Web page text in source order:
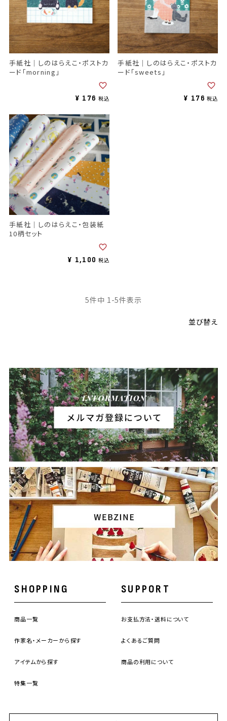
手紙社｜しのはらえこ・ポストカ
ード「morning」
¥ 176 税込
手紙社｜しのはらえこ・ポストカ
ード「sweets」
¥ 176 税込
手紙社｜しのはらえこ・包装紙
10柄セット
¥ 1,100 税込
並び替え
5件中 1 -5件表示
SHOPPING
商品一覧
作家名・メーカーから探す
アイテムから探す
特集一覧
SUPPORT
お支払方法・送料について
よくあるご質問
商品の利用について